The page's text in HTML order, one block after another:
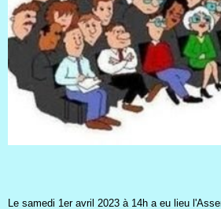
Le samedi 1er avril 2023 à 14h a eu lieu